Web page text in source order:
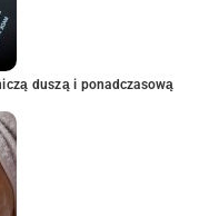
duszą i ponadczasową